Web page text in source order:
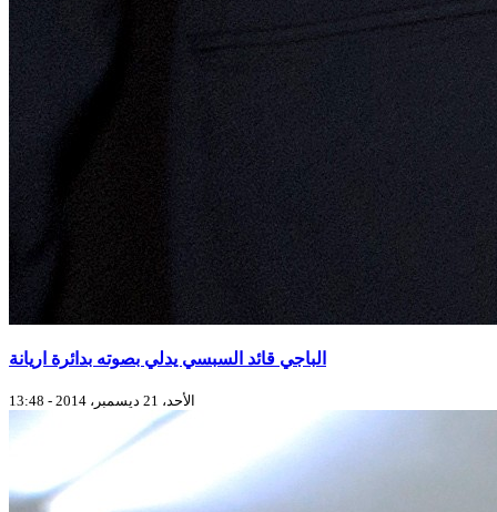
الباجي قائد السبسي يدلي بصوته بدائرة اريانة
الأحد، 21 ديسمبر، 2014 - 13:48